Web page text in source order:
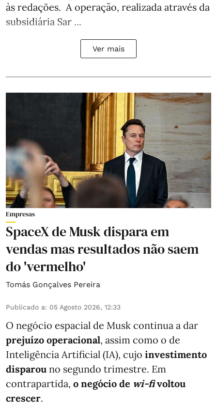
às redações. A operação, realizada através da
subsidiária Sar ...
Ver mais
Empresas
SpaceX de Musk dispara em
vendas mas resultados não saem
do 'vermelho'
Tomás Gonçalves Pereira
Publicado a: 05 Agosto 2026, 12:33
O negócio espacial de Musk continua a dar
prejuízo operacional, assim como o de
Inteligência Artificial (IA), cujo investimento
disparou no segundo trimestre. Em
contrapartida, o negócio de wi-fivoltou
crescer.